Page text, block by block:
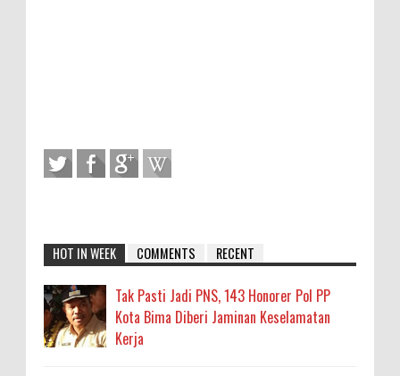
HOT IN WEEK COMMENTS RECENT
Tak Pasti Jadi PNS, 143 Honorer Pol PP
Kota Bima Diberi Jaminan Keselamatan
Kerja